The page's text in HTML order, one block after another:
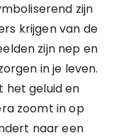
zijn
krijgen van de
zijn nep en
in je leven.
het geluid en
zoomt in op
naar een